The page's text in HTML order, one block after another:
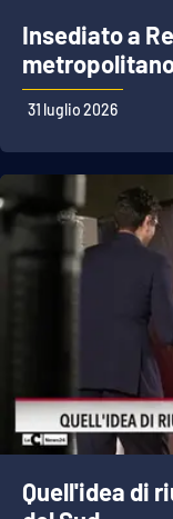
APP
Android
Apple
Insediato a
31 luglio 2026
Quell'idea di